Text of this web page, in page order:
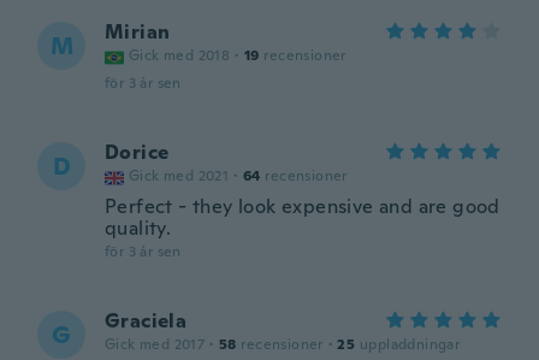
M Mirian
Gick med 2018 · 19 recensioner
för 3 år sen
D Dorice
Gick med 2021 · 64 recensioner
Perfect - they look expensive and are good
quality.
för 3 år sen
G Graciela
Gick med 2017 · 58 recensioner · 25 uppladdningar